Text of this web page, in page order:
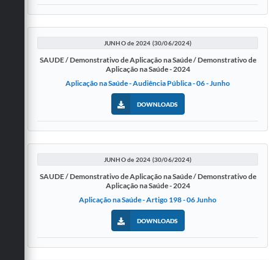
JUNHO de 2024 (30/06/2024)
SAUDE / Demonstrativo de Aplicação na Saúde / Demonstrativo de
Aplicação na Saúde - 2024
Aplicação na Saúde - Audiência Pública - 06 - Junho
DOWNLOADS
JUNHO de 2024 (30/06/2024)
SAUDE / Demonstrativo de Aplicação na Saúde / Demonstrativo de
Aplicação na Saúde - 2024
Aplicação na Saúde - Artigo 198 - 06 Junho
DOWNLOADS